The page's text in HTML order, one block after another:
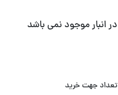
در انبار موجود نمی باشد
تعداد جهت خرید